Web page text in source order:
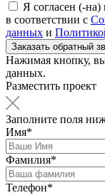
Я согласен (-
в соответствии с
данных и
Нажимая кнопку, вы
данных.
Разместить проект
Заполните поля
Имя*
Фамилия*
Телефон*